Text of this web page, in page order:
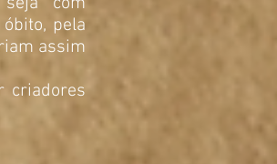
pela
assim
criadores